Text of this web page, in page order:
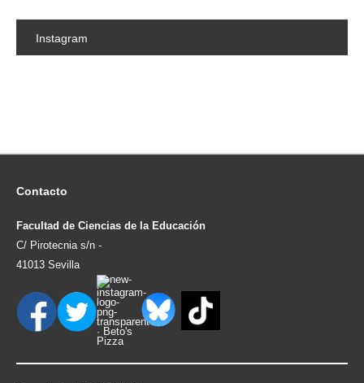
Instagram
Contacto
Facultad de Ciencias de la Educación
C/ Pirotecnia s/n -
41013 Sevilla